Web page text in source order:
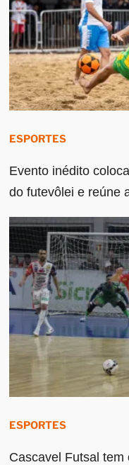
ESPORTES
Evento inédito
do futevôlei e reúne
ESPORTES
Cascavel Futsal